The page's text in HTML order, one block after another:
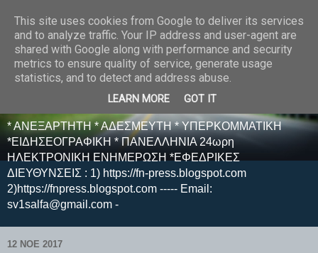
E F E N P R E S S -
ΗΛΕΚΤΡΟΝΙΚΗ
ΕΦΗΜΕΡΙΔΑ
* ΑΝΕΞΑΡΤΗΤΗ * ΑΔΕΣΜΕΥΤΗ * ΥΠΕΡΚΟΜΜΑΤΙΚΗ
*ΕΙΔΗΣΕΟΓΡΑΦΙΚΗ * ΠΑΝΕΛΛΗΝΙΑ 24ωρη
ΗΛΕΚΤΡΟΝΙΚΗ ΕΝΗΜΕΡΩΣΗ *ΕΦΕΔΡΙΚΕΣ
ΔΙΕΥΘΥΝΣΕΙΣ : 1) https://fn-press.blogspot.com
2)https://fnpress.blogspot.com ----- Email:
sv1salfa@gmail.com -
12 ΝΟΕ 2017
This site uses cookies from Google to deliver its services
and to analyze traffic. Your IP address and user-agent are
shared with Google along with performance and security
metrics to ensure quality of service, generate usage
statistics, and to detect and address abuse.
LEARN MORE GOT IT